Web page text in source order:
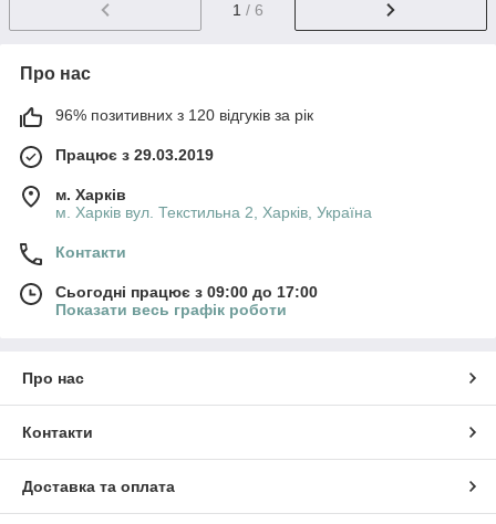
1 / 6
Про нас
96% позитивних з 120 відгуків за рік
Працює з 29.03.2019
м. Харків
м. Харків вул. Текстильна 2, Харків, Україна
Контакти
Сьогодні працює з 09:00 до 17:00
Показати весь графік роботи
Про нас
Контакти
Доставка та оплата